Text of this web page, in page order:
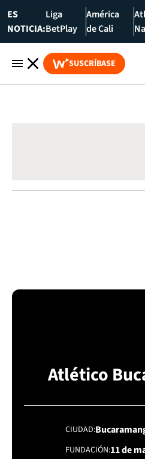
ES
NOTICIA:
Liga
BetPlay
América
de Cali
SUSCRÍBASE
Atlético
CIUDAD
FUNDACIÓN11 de